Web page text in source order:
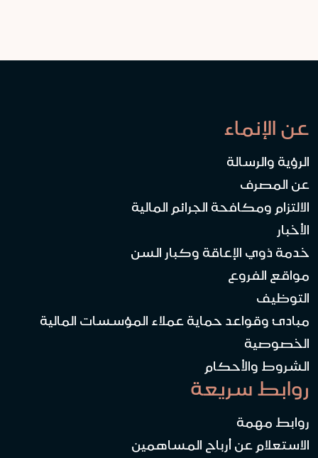
عن الإنماء
الرؤية والرسالة
عن المصرف
الالتزام ومكافحة الجرائم المالية
الأخبار
خدمة ذوي الإعاقة وكبار السن
مواقع الفروع
التوظيف
مبادئ وقواعد حماية عملاء المؤسسات المالية
الخصوصية
الشروط والأحكام
روابط سريعة
روابط مهمة
الاستعلام عن أرباح المساهمين